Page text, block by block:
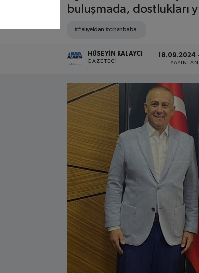
buluşmada, dostlukları
##aliyeldan #cihanbaba
HÜSEYIN KALAYCI
GAZETECI
18.09.2024